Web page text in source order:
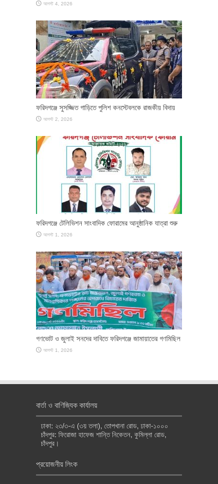
আগস্ট 4, 2026
ফরিদগঞ্জে সুসজ্জিত গাড়িতে পুলিশ কনস্টেবলকে রাজকীয় বিদায়
আগস্ট 2, 2026
ফরিদগঞ্জে টেলিভিশন সাংবাদিক ফোরামের আনুষ্ঠানিক যাত্রা শুরু
আগস্ট 1, 2026
গণভোট ও জুলাই সনদের দাবিতে ফরিদগঞ্জে জামায়াতের গণমিছিল
আগস্ট 1, 2026
বার্তা ও বাণিজ্যিক কার্যালয়
ঢাকা: ২৩/৩-এ (৩য় তলা), তোপখানা রোড, ঢাকা-১০০০
চাঁদপুর: ফিরোজা হাফেজ শান্তি নিকেতন, কুমিল্লা রোড,
চাঁদপুর।
প্রয়োজনীয় লিংক